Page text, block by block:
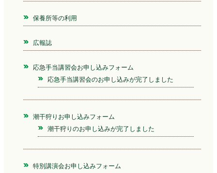
保養所等の利用
広報誌
応急手当講習会お申し込みフォーム
応急手当講習会のお申し込みが完了しました
潮干狩りお申し込みフォーム
潮干狩りのお申し込みが完了しました
特別講演会お申し込みフォーム